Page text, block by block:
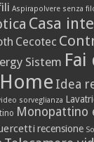
Aspirapolvere senza
Casa
Cecotec
Sistem Fai
Idea
sorveglianza
Monopattino
recensione